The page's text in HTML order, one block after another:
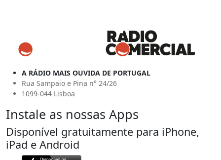
A RÁDIO MAIS OUVIDA DE PORTUGAL
Rua Sampaio e Pina n° 24/26
1099-044 Lisboa
Instale as nossas Apps
Disponível gratuitamente para iPhone,
iPad e Android